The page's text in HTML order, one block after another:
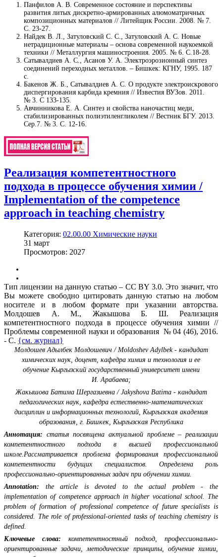
Панфилов А. В. Современное состояние и перспективы
развития литых дискретно-армированных алюмоматричных
композиционных материалов // Литейщик России. 2008. № 7.
С. 23-27.
Найдек В. Л., Затуловский С. С., Затуловский А. С. Новые
нетрадиционные материалы – основа современной наукоемкой
техники // Металлургия машиностроения. 2005. № 6. С.18-28.
Сатывалдиев А. С., Асанов У. А. Электроэрозионный синтез
соединений переходных металлов. – Бишкек: КГНУ, 1995. 187
с.
Бакенов Ж. Б., Сатывалдиев А. С. О продукте электроискрового
диспергирования карбида кремния // Известия ВУЗов. 2011.
№ 3. С 133-135.
Авчинникова Е. А. Синтез и свойства наночастиц меди,
стабилизированных полиэтиленгликолем // Вестник БГУ. 2013.
Сер.7. № 3. С. 12-16.
Реализация компетентностного
подхода в процессе обучения химии /
Implementation of the competence
approach in teaching chemistry
Категория: 02.00.00 Химические науки
31 март
Просмотров: 2027
Тип лицензии на данную статью – CC BY 3.0. Это значит, что
Вы можете свободно цитировать данную статью на любом
носителе и в любом формате при указании авторства.
Молдошев А. М., Жакышова Б. Ш. Реализация
компетентностного подхода в процессе обучения химии //
Проблемы современной науки и образования № 04 (46), 2016.
- С. {см. журнал}
Молдошев Адылбек Молдошевич / Moldoshev Adylbek - кандидат
химических наук, доцент, кафедра химия и технология и ее
обучение Кыргызский государственный университет имени
И. Арабаева;
Жакышова Батима Шергазиевна / Jakyshova Batima - кандидат
педагогических наук, кафедра естественно-математических
дисциплин и информационных технологий, Кыргызская академия
образования, г. Бишкек, Кыргызская Республика
Аннотация: статья посвящена актуальной проблеме – реализации
компетентностного подхода в высшей профессиональной
школе.Рассматривается проблема формирования профессиональной
компетентности будущих специалистов. Определена роль
профессионально-ориентированных задач при обучении химии.
Annotation: the article is devoted to the actual problem - the
implementation of competence approach in higher vocational school. The
problem of formation of professional competence of future specialists is
considered. The role of professional-oriented tasks of teaching chemistry is
defined.
Ключевые слова: компетентностный подход, профессионально-
ориентированные задачи, методические принципы, обучение химии,